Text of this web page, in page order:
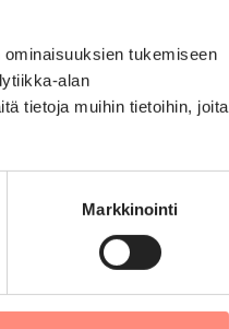
tukemiseen
alan
tietoja muihin tietoihin, joita
Markkinointi
Yleinen